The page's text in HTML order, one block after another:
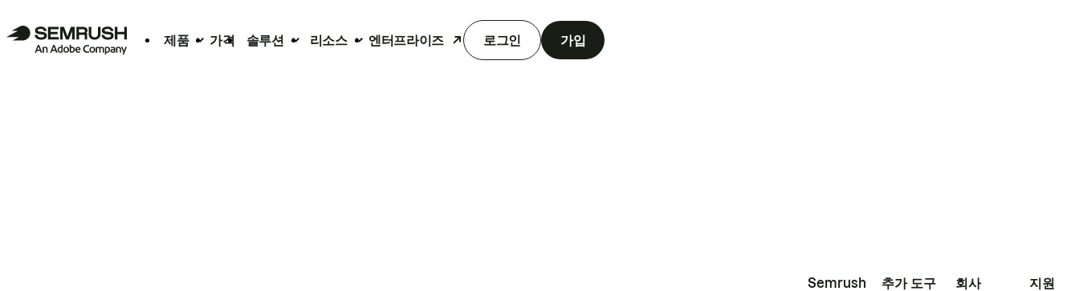
제품 가격 솔루션 리소스 엔터프라이즈 로그인 가입
Semrush 추가 도구 회사 지원